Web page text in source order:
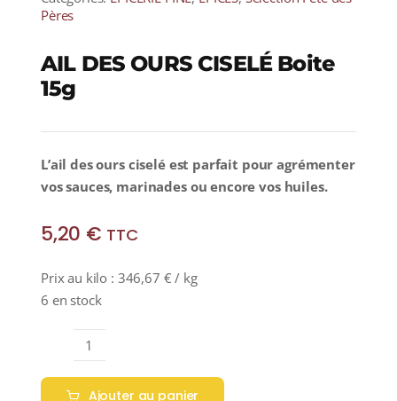
Pères
AIL DES OURS CISELÉ Boite
15g
L’ail des ours ciselé est parfait pour agrémenter
vos sauces, marinades ou encore vos huiles.
5,20 € TTC
Prix au kilo : 346,67 € / kg
6 en stock
quantité
de
Ajouter au panier